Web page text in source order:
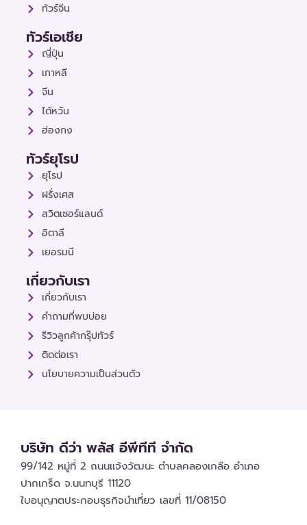
ทัวร์จีน
ทัวร์เอเชีย
ญี่ปุ่น
เกาหลี
จีน
ไต้หวัน
ฮ่องกง
ทัวร์ยุโรป
ยุโรป
ฝรั่งเศส
สวิตเซอร์แลนด์
อิตาลี
เยอรมนี
เกี่ยวกับเรา
เกี่ยวกับเรา
คำถามที่พบบ่อย
รีวิวลูกค้ากรุ๊ปทัวร์
ติดต่อเรา
นโยบายความเป็นส่วนตัว
บริษัท ดีว่า พลัส อีพีทีที จำกัด
99/142 หมู่ที่ 2 ถนนแจ้งวัฒนะ ตำบลคลองเกลือ อำเภอ
ปากเกร็ด จ.นนทบุรี 11120
ใบอนุญาตประกอบธุรกิจนำเที่ยว เลขที่ 11/08150